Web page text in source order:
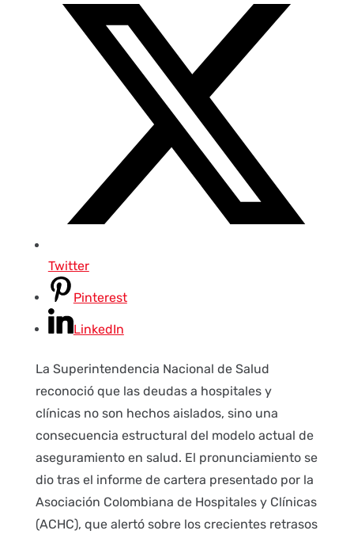
Twitter
Pinterest
LinkedIn
La Superintendencia Nacional de Salud
reconoció que las deudas a hospitales y
clínicas no son hechos aislados, sino una
consecuencia estructural del modelo actual de
aseguramiento en salud. El pronunciamiento se
dio tras el informe de cartera presentado por la
Asociación Colombiana de Hospitales y Clínicas
(ACHC), que alertó sobre los crecientes retrasos